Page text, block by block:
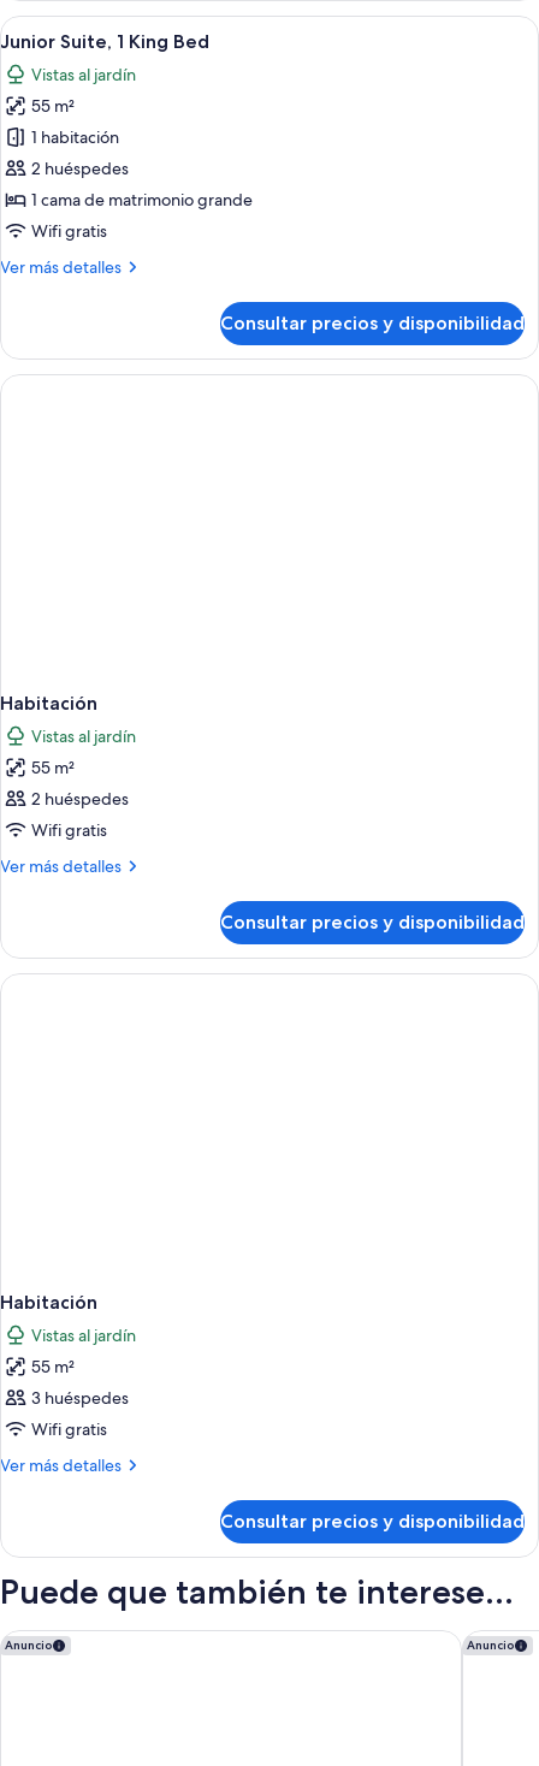
Abrir
todas
las
fotos
de
Junior
Suite,
1
Bed
Habitación de hotel con cama, sofá,
6
Junior Suite, 1 King Bed
Vistas al jardín
55 m²
1 habitación
2 huéspedes
1 cama de matrimonio grande
Wifi gratis
Ver más detalles
Más
Suite,
King
Consultar precios y disponibilidad
Habitación
Vistas al jardín
55 m²
2 huéspedes
Wifi gratis
Ver más detalles
Más
Consultar precios y disponibilidad
Habitación
Vistas al jardín
55 m²
3 huéspedes
Wifi gratis
Ver más detalles
Más
Consultar precios y disponibilidad
Puede que también te interese...
Anuncio
Hyatt Zilara Cap Cana ‐ Adults Only ‐ All Inclusive Anuncio
Hyatt